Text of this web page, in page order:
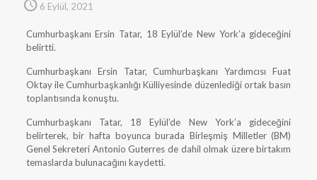
6 Eylül, 2021
Cumhurbaşkanı Ersin Tatar, 18 Eylül’de New York’a gideceğini
belirtti.
Cumhurbaşkanı Ersin Tatar, Cumhurbaşkanı Yardımcısı Fuat
Oktay ile Cumhurbaşkanlığı Külliyesinde düzenlediği ortak basın
toplantısında konuştu.
Cumhurbaşkanı Tatar, 18 Eylül’de New York’a gideceğini
belirterek, bir hafta boyunca burada Birleşmiş Milletler (BM)
Genel Sekreteri Antonio Guterres de dahil olmak üzere birtakım
temaslarda bulunacağını kaydetti.